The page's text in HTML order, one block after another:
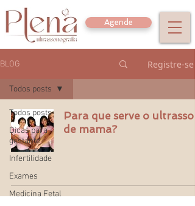
Agende
BLOG Registre-se
Todos posts
Dicas para
gestante
Infertilidade
Exames
Medicina Fetal
Todos posts
Para que serve o
de mama?